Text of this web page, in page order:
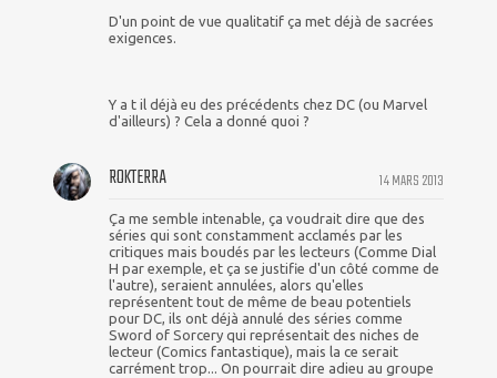
D'un point de vue qualitatif ça met déjà de sacrées
exigences.
Y a t il déjà eu des précédents chez DC (ou Marvel
d'ailleurs) ? Cela a donné quoi ?
14 MARS 2013
ROKTERRA
Ça me semble intenable, ça voudrait dire que des
séries qui sont constamment acclamés par les
critiques mais boudés par les lecteurs (Comme Dial
H par exemple, et ça se justifie d'un côté comme de
l'autre), seraient annulées, alors qu'elles
représentent tout de même de beau potentiels
pour DC, ils ont déjà annulé des séries comme
Sword of Sorcery qui représentait des niches de
lecteur (Comics fantastique), mais la ce serait
carrément trop... On pourrait dire adieu au groupe